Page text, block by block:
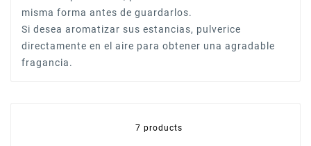
misma forma antes de guardarlos.
Si desea aromatizar sus estancias, pulverice
directamente en el aire para obtener una agradable
fragancia.
7 products